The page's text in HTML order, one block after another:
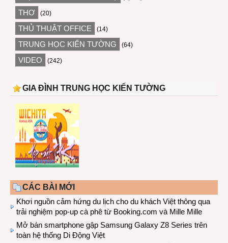
THƠ (20)
THỦ THUẬT OFFICE (14)
TRUNG HỌC KIẾN TƯỜNG (64)
VIDEO (242)
GIA ĐÌNH TRUNG HỌC KIẾN TƯỜNG
CÁC BÀI MỚI
Khơi nguồn cảm hứng du lịch cho du khách Việt thông qua
trải nghiệm pop-up cà phê từ Booking.com và Mille Mille
Mở bán smartphone gập Samsung Galaxy Z8 Series trên
toàn hệ thống Di Động Việt